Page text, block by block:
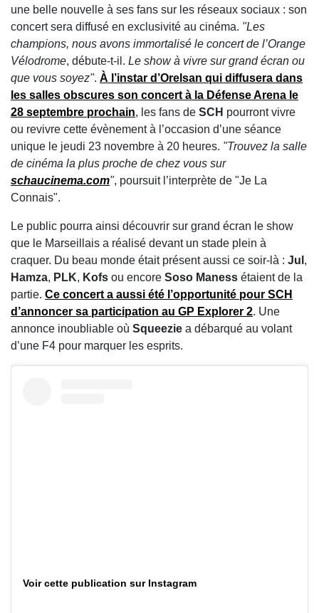
une belle nouvelle à ses fans sur les réseaux sociaux : son
concert sera diffusé en exclusivité au cinéma. "Les
champions, nous avons immortalisé le concert de l’Orange
Vélodrome, débute-t-il. Le show à vivre sur grand écran ou
que vous soyez". À l’instar d’Orelsan qui diffusera dans
les salles obscures son concert à la Défense Arena le
28 septembre prochain, les fans de SCH pourront vivre
ou revivre cette évènement à l’occasion d’une séance
unique le jeudi 23 novembre à 20 heures. "Trouvez la salle
de cinéma la plus proche de chez vous sur
schaucinema.com", poursuit l’interprète de "Je La
Connais".
Le public pourra ainsi découvrir sur grand écran le show
que le Marseillais a réalisé devant un stade plein à
craquer. Du beau monde était présent aussi ce soir-là : Jul ,
Hamza, PLK, Kofs ou encore Soso Maness étaient de la
partie. Ce concert a aussi été l’opportunité pour SCH
d’annoncer sa participation au GP Explorer 2. Une
annonce inoubliable où Squeezie a débarqué au volant
d’une F4 pour marquer les esprits.
Voir cette publication sur Instagram